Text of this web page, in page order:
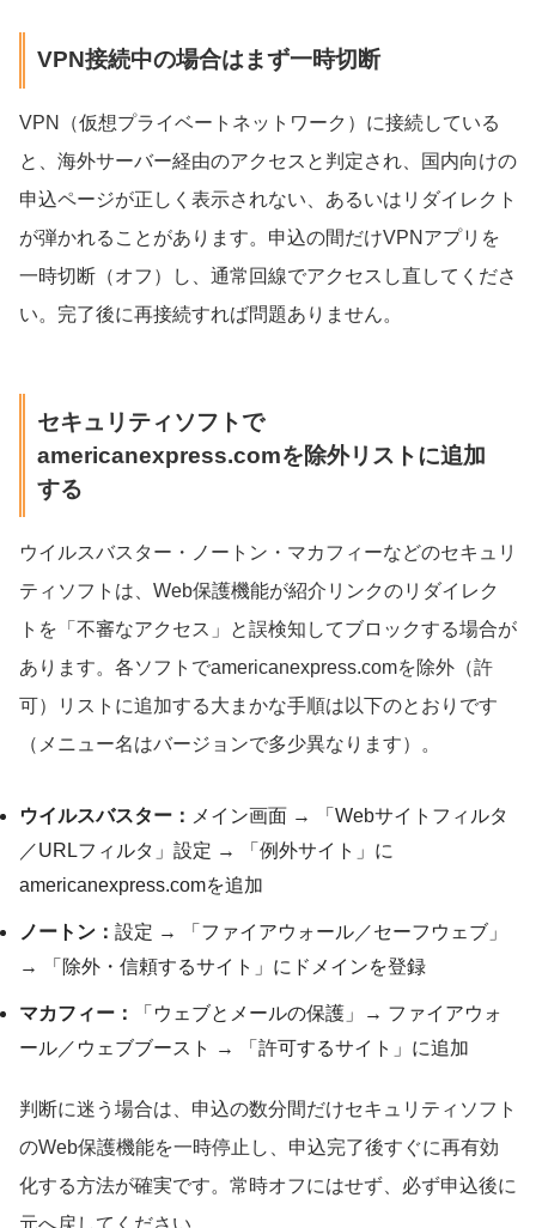
VPN接続中の場合はまず一時切断
VPN（仮想プライベートネットワーク）に接続している
と、海外サーバー経由のアクセスと判定され、国内向けの
申込ページが正しく表示されない、あるいはリダイレクト
が弾かれることがあります。申込の間だけVPNアプリを
一時切断（オフ）し、通常回線でアクセスし直してくださ
い。完了後に再接続すれば問題ありません。
セキュリティソフトで
americanexpress.comを除外リストに追加
する
ウイルスバスター・ノートン・マカフィーなどのセキュリ
ティソフトは、Web保護機能が紹介リンクのリダイレク
トを「不審なアクセス」と誤検知してブロックする場合が
あります。各ソフトでamericanexpress.comを除外（許
可）リストに追加する大まかな手順は以下のとおりです
（メニュー名はバージョンで多少異なります）。
ウイルスバスター： メイン画面 → 「Webサイトフィルタ
／URLフィルタ」設定 → 「例外サイト」に
americanexpress.comを追加
ノートン： 設定 → 「ファイアウォール／セーフウェブ」
→ 「除外・信頼するサイト」にドメインを登録
マカフィー：
「ウェブとメールの保護」→ ファイアウォ
ール／ウェブブースト → 「許可するサイト」に追加
判断に迷う場合は、申込の数分間だけセキュリティソフト
のWeb保護機能を一時停止し、申込完了後すぐに再有効
化する方法が確実です。常時オフにはせず、必ず申込後に
元へ戻してください。